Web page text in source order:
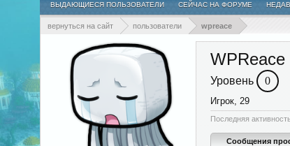
вернуться на сайт пользователи wpreace
WPReace
Уровень 0
Игрок, 29
Последняя
Сообщения
ВЫДАЮЩИЕСЯ ПОЛЬЗОВАТЕЛИ СЕЙЧАС НА ФОРУМЕ